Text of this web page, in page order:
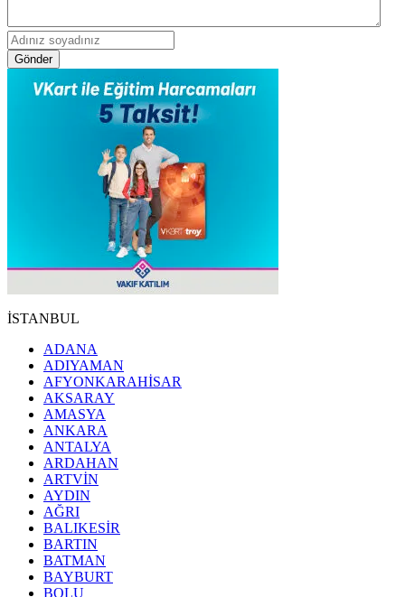
Gönder
İSTANBUL
ADANA
ADIYAMAN
AFYONKARAHİSAR
AKSARAY
AMASYA
ANKARA
ANTALYA
ARDAHAN
ARTVİN
AYDIN
AĞRI
BALIKESİR
BARTIN
BATMAN
BAYBURT
BOLU